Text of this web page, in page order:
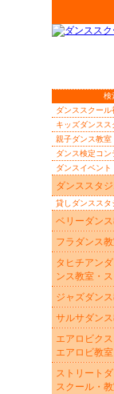
検
ダンススクール
キッズダンス
親子ダンス教室
ダンス検定コ
ダンスイベント
ダンススタ
貸しダンススタ
ベリーダン
フラダンス
タヒチアン
ンス教室・
ジャズダン
サルサダン
エアロビク
エアロビ教
ストリート
スクール・